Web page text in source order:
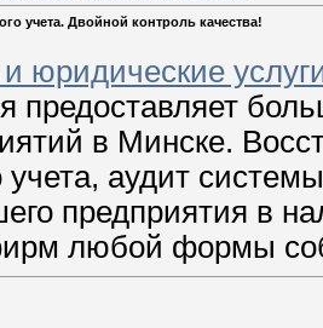
учета. Двойной контроль качества!
и юридические
в Минске.
учета, аудит
предприятия в
любой формы